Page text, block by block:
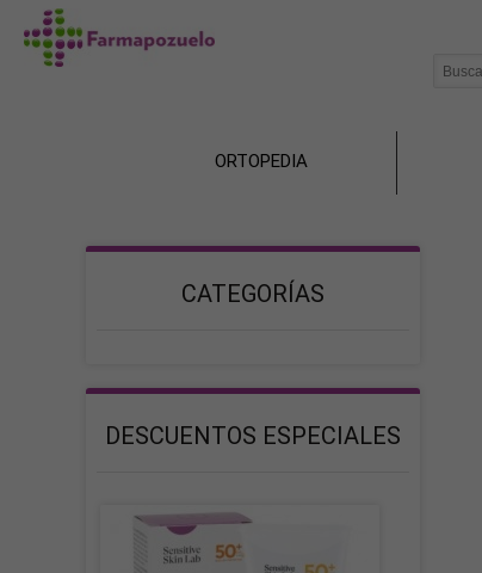
ORTOPEDIA
CATEGORÍAS
DESCUENTOS ESPECIALES